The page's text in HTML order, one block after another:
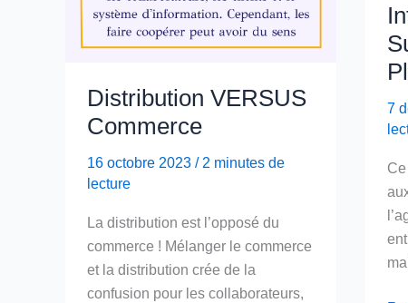
Distribution VERSUS
Commerce
16 octobre 2023 / 2 minutes de
lecture
La distribution est l’opposé du
commerce ! Mélanger le commerce
et la distribution crée de la
confusion pour les collaborateurs,
7